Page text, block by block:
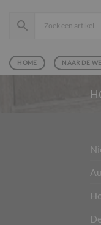
naar
HOME NAAR DE